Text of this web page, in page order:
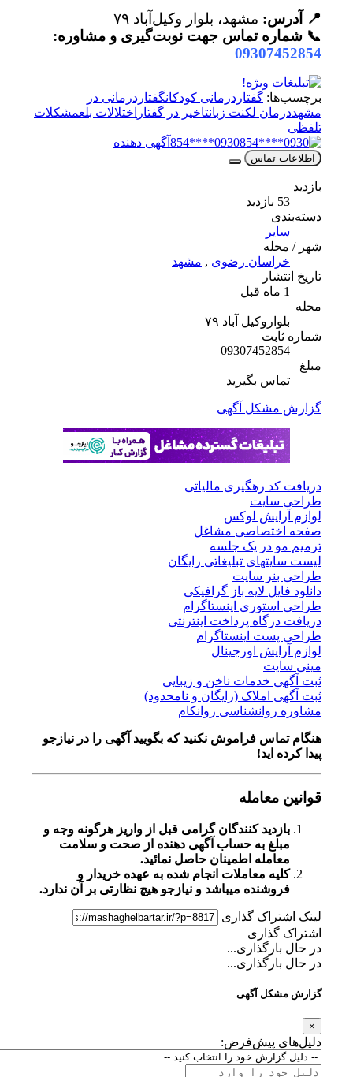
📍 آدرس:مشهد، بلوار وکیل‌آباد ۷۹
📞 شماره تماس جهت نوبت‌گیری و مشاوره:
09307452854
برچسب‌ها:گفتاردرمانی کودکانگفتاردرمانی در
مشهددرمان لکنت زبانتاخیر در گفتار اختلالات بلعمشکلات
تلفظی
0930****854
آگهی دهنده
اطلاعات تماس
دسته‌بندی
شهر / محله
خراسان رضوی ,مشهد
تاریخ انتشار
بلواروکیل آباد ۷۹
شماره ثابت
09307452854
تماس بگیرید
گزارش مشکل آگهی
دریافت کد رهگیری مالیاتی
طراحی سایت
لوازم آرایش لوکس
صفحه اختصاصی مشاغل
ترمیم مو در یک جلسه
لیست سایتهای تبلیغاتی رایگان
طراحی بنر سایت
دانلود فایل لایه باز گرافیکی
طراحی استوری اینستاگرام
دریافت درگاه پرداخت اینترنتی
طراحی پست اینستاگرام
لوازم آرایش اورجینال
مینی سایت
ثبت آگهی خدمات ناخن و زیبایی
ثبت آگهی املاک (رایگان و نامحدود)
مشاوره روانشناسی روانکام
هنگام تماس فراموش نکنید که بگویید آگهی را در نیازجو
پیدا کرده اید!
قوانین معامله
بازدید کنندگان گرامی قبل از واریز هرگونه وجه و
مبلغ به حساب آگهی دهنده از صحت و سلامت
معامله اطمینان حاصل نمائید.
کلیه معاملات انجام شده به عهده خریدار و
فروشنده میباشد و نیازجو هیچ نظارتی بر آن ندارد.
لینک اشتراک گذاری
اشتراک گذاری
در حال بارگذاری...
در حال بارگذاری...
گزارش مشکل آگهی
دلیل‌های پیش‌فرض: